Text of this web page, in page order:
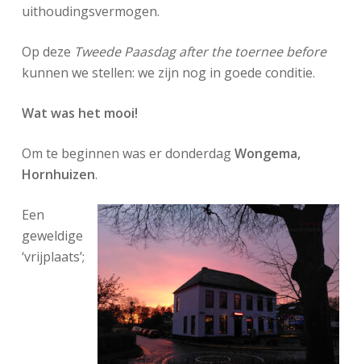
uithoudingsvermogen.
Op deze Tweede Paasdag after the toernee before
kunnen we stellen: we zijn nog in goede conditie.
Wat was het mooi!
Om te beginnen was er donderdagWongema,
Hornhuizen.
Een
geweldige
‘vrijplaats’;